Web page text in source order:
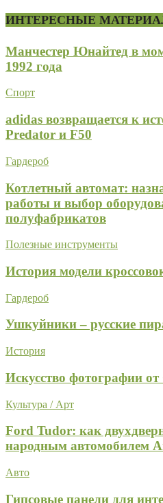
ИНТЕРЕСНЫЕ
Манчестер Юнайтед в
1992 года
Спорт
adidas возвращается к
Predator и F50
Гардероб
Котлетный автомат:
работы и выбор
полуфабрикатов
Полезные инструменты
История модели
Гардероб
Ушкуйники – русские
История
Искусство фотографии
Культура / Арт
Ford Tudor: как
народным автомобилем
Авто
Гипсовые панели для